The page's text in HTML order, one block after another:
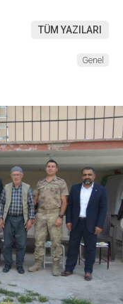
TÜM YAZILARI
Genel